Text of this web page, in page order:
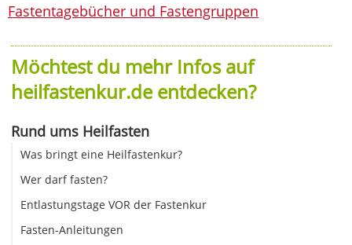
Fastentagebücher und Fastengruppen
Möchtest du mehr Infos auf
heilfastenkur.de entdecken?
Rund ums Heilfasten
Was bringt eine Heilfastenkur?
Wer darf fasten?
Entlastungstage VOR der Fastenkur
Fasten-Anleitungen